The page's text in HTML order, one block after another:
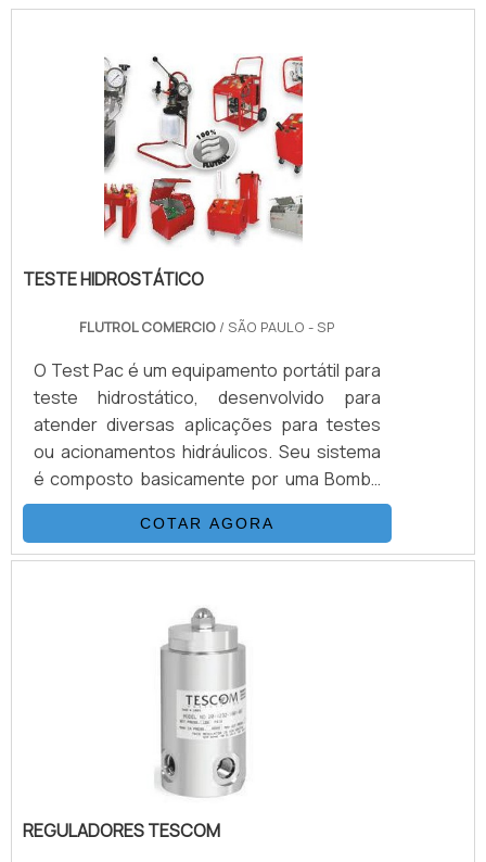
TESTE HIDROSTÁTICO
FLUTROL COMERCIO / SÃO PAULO - SP
O Test Pac é um equipamento portátil para
teste hidrostático, desenvolvido para
atender diversas aplicações para testes
ou acionamentos hidráulicos. Seu sistema
é composto basicamente por uma Bomba
Hidropneumática Haskel, kit de preparação
de ar, conjunto de filtros, válvulas, skid
tubular carbono ou inox, ou tanque inox.As
comprimido de compressor ou Nitrogênio,
alguns modelos geram altas pressões
bar), nessas configu.
COTAR AGORA
REGULADORES TESCOM